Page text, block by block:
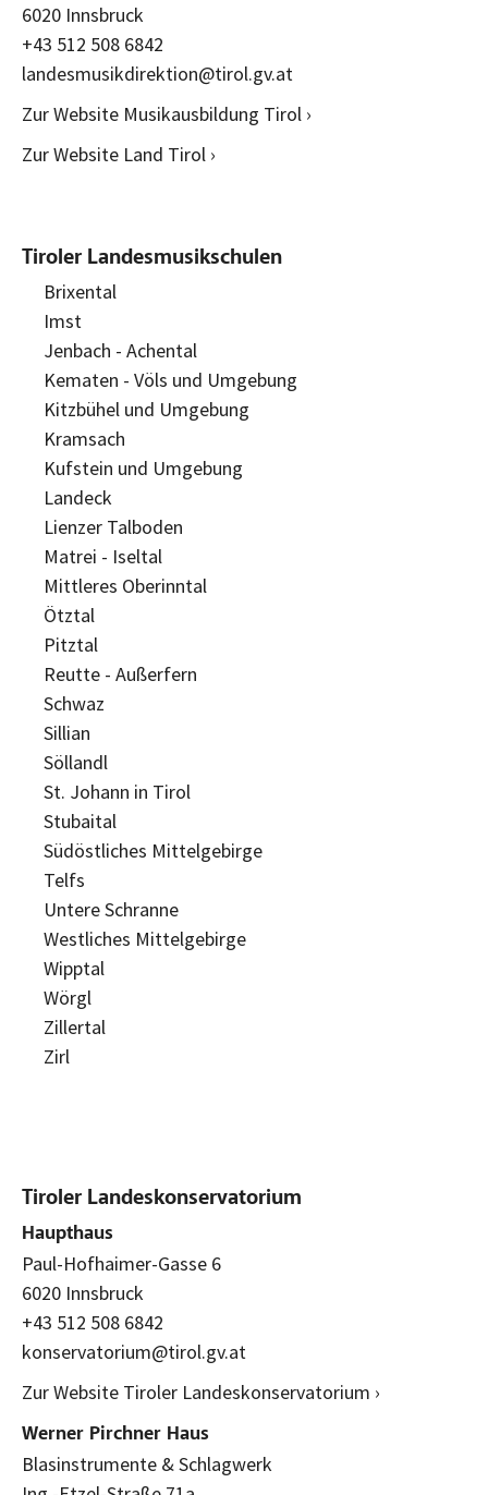
6020 Innsbruck
+43 512 508 6842
landesmusikdirektion@tirol.gv.at
Zur Website Musikausbildung Tirol ›
Zur Website Land Tirol ›
Tiroler Landesmusikschulen
Brixental
Imst
Jenbach - Achental
Kematen - Völs und Umgebung
Kitzbühel und Umgebung
Kramsach
Kufstein und Umgebung
Landeck
Lienzer Talboden
Matrei - Iseltal
Mittleres Oberinntal
Ötztal
Pitztal
Reutte - Außerfern
Schwaz
Sillian
Söllandl
St. Johann in Tirol
Stubaital
Südöstliches Mittelgebirge
Telfs
Untere Schranne
Westliches Mittelgebirge
Wipptal
Wörgl
Zillertal
Zirl
Tiroler Landeskonservatorium
Haupthaus
Paul-Hofhaimer-Gasse 6
6020 Innsbruck
+43 512 508 6842
konservatorium@tirol.gv.at
Zur Website Tiroler Landeskonservatorium ›
Werner Pirchner Haus
Blasinstrumente & Schlagwerk